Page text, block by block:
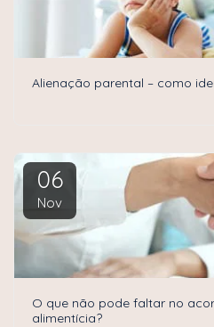
Alienação parental – como
06
Nov
O que não pode faltar no
alimentícia?